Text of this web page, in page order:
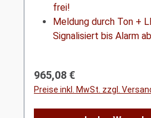
frei!
Meldung durch Ton +
Signalisiert bis Alarm
Regulärer Preis:
965,08 €
Preise inkl. MwSt. zzgl.